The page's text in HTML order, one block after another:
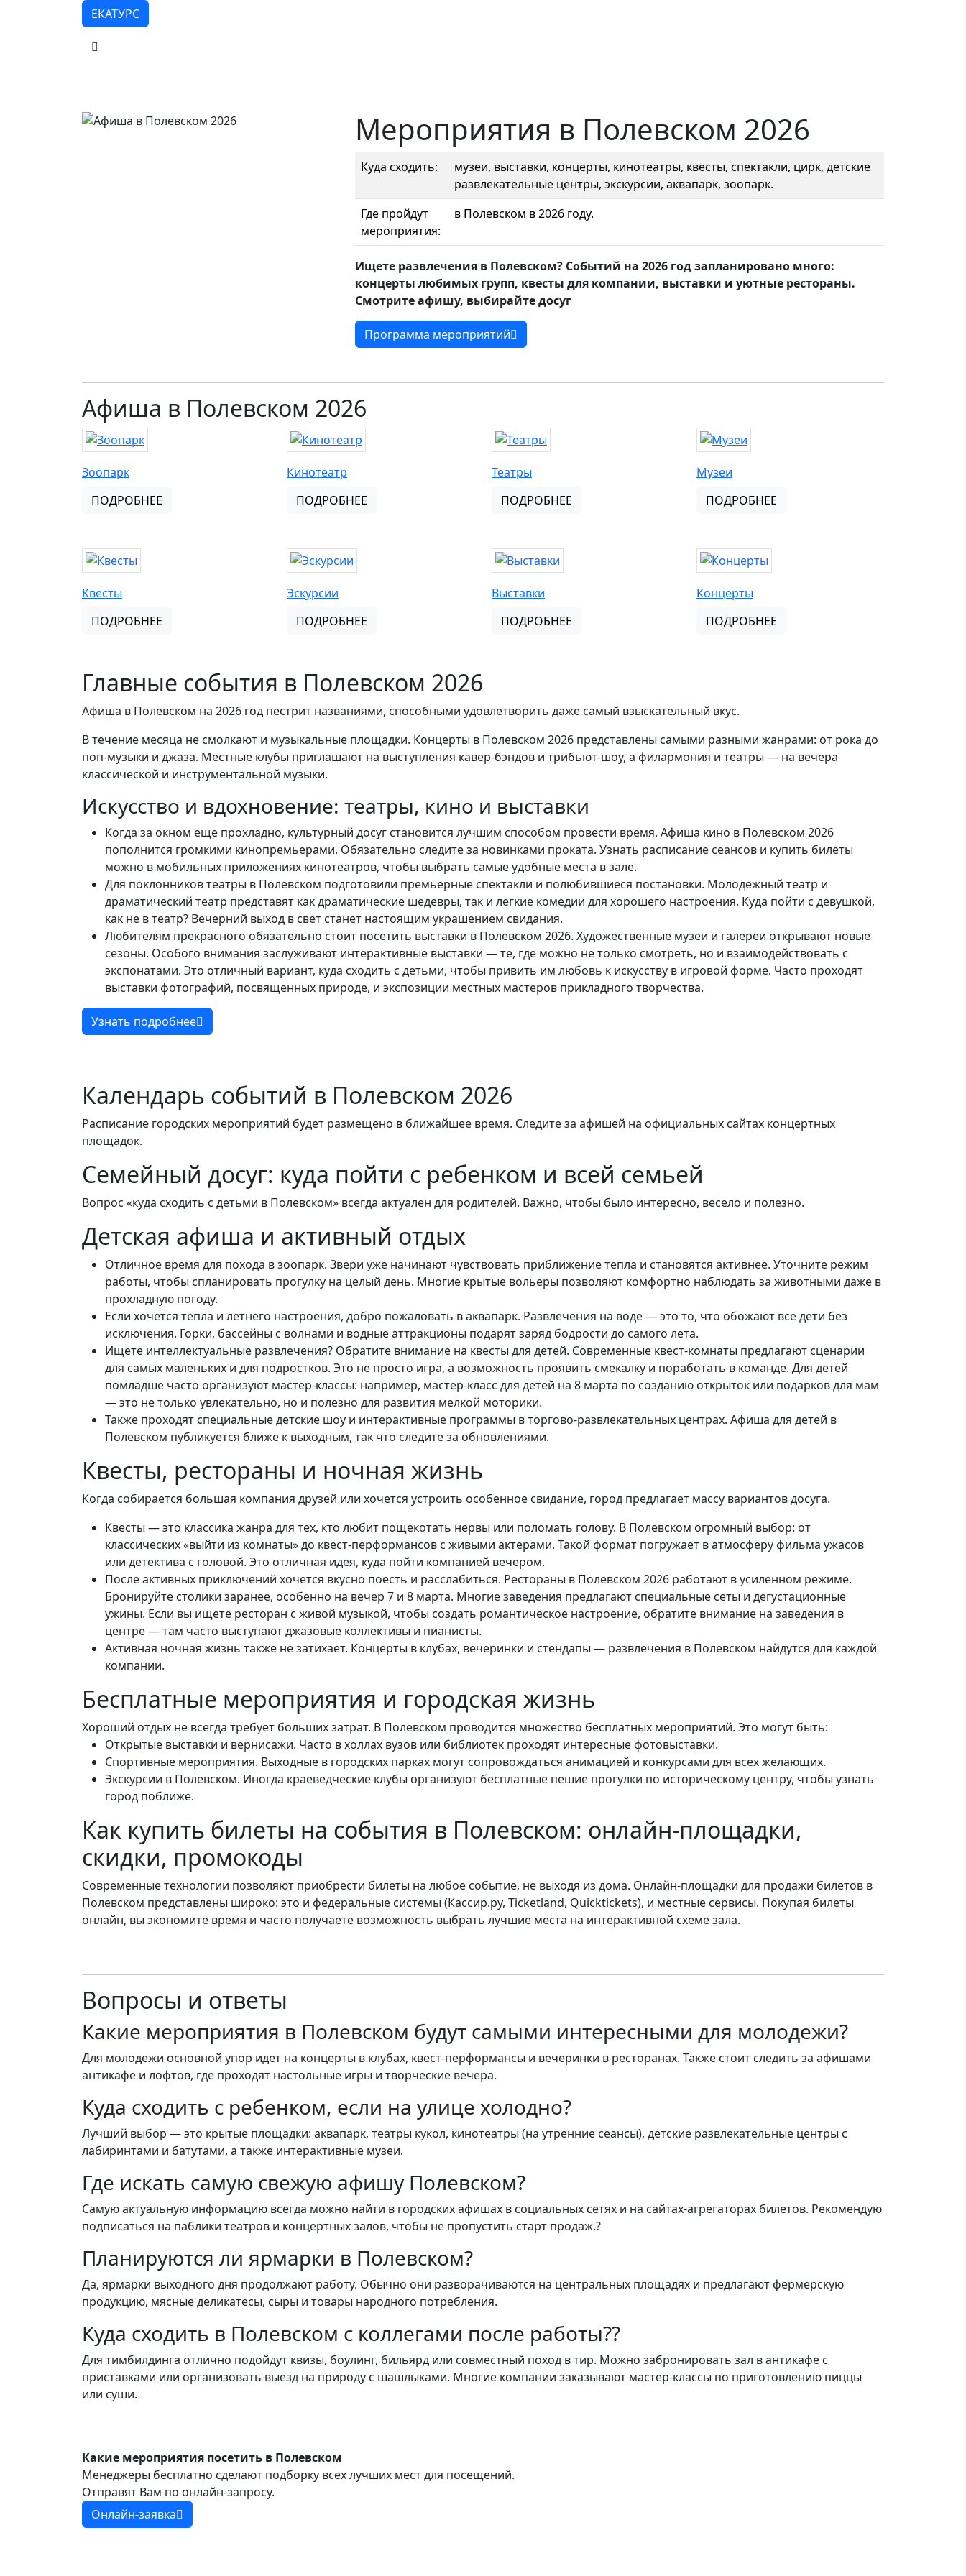
ЕКАТУРС
Мероприятия в Полевском 2026
Куда сходить:
музеи, выставки, концерты, кинотеатры, квесты, спектакли, цирк, детские
развлекательные центры, экскурсии, аквапарк, зоопарк.
Где пройдут
мероприятия:
в Полевском в 2026 году.
Ищете развлечения в Полевском? Событий на 2026 год запланировано много:
концерты любимых групп, квесты для компании, выставки и уютные рестораны.
Смотрите афишу, выбирайте досуг
Программа мероприятий
Афиша в Полевском 2026
Зоопарк
ПОДРОБНЕЕ
Кинотеатр
ПОДРОБНЕЕ
Театры
ПОДРОБНЕЕ
Музеи
ПОДРОБНЕЕ
Квесты
ПОДРОБНЕЕ
Эскурсии
ПОДРОБНЕЕ
Выставки
ПОДРОБНЕЕ
Концерты
ПОДРОБНЕЕ
Главные события в Полевском 2026
Афиша в Полевском на 2026 год пестрит названиями, способными удовлетворить даже самый взыскательный вкус.
В течение месяца не смолкают и музыкальные площадки. Концерты в Полевском 2026 представлены самыми разными жанрами: от рока до
поп-музыки и джаза. Местные клубы приглашают на выступления кавер-бэндов и трибьют-шоу, а филармония и театры — на вечера
классической и инструментальной музыки.
Искусство и вдохновение: театры, кино и выставки
Когда за окном еще прохладно, культурный досуг становится лучшим способом провести время. Афиша кино в Полевском 2026
пополнится громкими кинопремьерами. Обязательно следите за новинками проката. Узнать расписание сеансов и купить билеты
можно в мобильных приложениях кинотеатров, чтобы выбрать самые удобные места в зале.
Для поклонников театры в Полевском подготовили премьерные спектакли и полюбившиеся постановки. Молодежный театр и
драматический театр представят как драматические шедевры, так и легкие комедии для хорошего настроения. Куда пойти с девушкой,
как не в театр? Вечерний выход в свет станет настоящим украшением свидания.
Любителям прекрасного обязательно стоит посетить выставки в Полевском 2026. Художественные музеи и галереи открывают новые
сезоны. Особого внимания заслуживают интерактивные выставки — те, где можно не только смотреть, но и взаимодействовать с
экспонатами. Это отличный вариант, куда сходить с детьми, чтобы привить им любовь к искусству в игровой форме. Часто проходят
выставки фотографий, посвященных природе, и экспозиции местных мастеров прикладного творчества.
Узнать подробнее
Календарь событий в Полевском 2026
Расписание городских мероприятий будет размещено в ближайшее время. Следите за афишей на официальных сайтах концертных
площадок.
Семейный досуг: куда пойти с ребенком и всей семьей
Вопрос «куда сходить с детьми в Полевском» всегда актуален для родителей. Важно, чтобы было интересно, весело и полезно.
Детская афиша и активный отдых
Отличное время для похода в зоопарк. Звери уже начинают чувствовать приближение тепла и становятся активнее. Уточните режим
работы, чтобы спланировать прогулку на целый день. Многие крытые вольеры позволяют комфортно наблюдать за животными даже в
прохладную погоду.
Если хочется тепла и летнего настроения, добро пожаловать в аквапарк. Развлечения на воде — это то, что обожают все дети без
исключения. Горки, бассейны с волнами и водные аттракционы подарят заряд бодрости до самого лета.
Ищете интеллектуальные развлечения? Обратите внимание на квесты для детей. Современные квест-комнаты предлагают сценарии
для самых маленьких и для подростков. Это не просто игра, а возможность проявить смекалку и поработать в команде. Для детей
помладше часто организуют мастер-классы: например, мастер-класс для детей на 8 марта по созданию открыток или подарков для мам
— это не только увлекательно, но и полезно для развития мелкой моторики.
Также проходят специальные детские шоу и интерактивные программы в торгово-развлекательных центрах. Афиша для детей в
Полевском публикуется ближе к выходным, так что следите за обновлениями.
Квесты, рестораны и ночная жизнь
Когда собирается большая компания друзей или хочется устроить особенное свидание, город предлагает массу вариантов досуга.
Квесты — это классика жанра для тех, кто любит пощекотать нервы или поломать голову. В Полевском огромный выбор: от
классических «выйти из комнаты» до квест-перформансов с живыми актерами. Такой формат погружает в атмосферу фильма ужасов
или детектива с головой. Это отличная идея, куда пойти компанией вечером.
После активных приключений хочется вкусно поесть и расслабиться. Рестораны в Полевском 2026 работают в усиленном режиме.
Бронируйте столики заранее, особенно на вечер 7 и 8 марта. Многие заведения предлагают специальные сеты и дегустационные
ужины. Если вы ищете ресторан с живой музыкой, чтобы создать романтическое настроение, обратите внимание на заведения в
центре — там часто выступают джазовые коллективы и пианисты.
Активная ночная жизнь также не затихает. Концерты в клубах, вечеринки и стендапы — развлечения в Полевском найдутся для каждой
компании.
Бесплатные мероприятия и городская жизнь
Хороший отдых не всегда требует больших затрат. В Полевском проводится множество бесплатных мероприятий. Это могут быть:
Открытые выставки и вернисажи. Часто в холлах вузов или библиотек проходят интересные фотовыставки.
Спортивные мероприятия. Выходные в городских парках могут сопровождаться анимацией и конкурсами для всех желающих.
Экскурсии в Полевском. Иногда краеведческие клубы организуют бесплатные пешие прогулки по историческому центру, чтобы узнать
город поближе.
Как купить билеты на события в Полевском: онлайн-площадки,
скидки, промокоды
Современные технологии позволяют приобрести билеты на любое событие, не выходя из дома. Онлайн-площадки для продажи билетов в
Полевском представлены широко: это и федеральные системы (Кассир.ру, Ticketland, Quicktickets), и местные сервисы. Покупая билеты
онлайн, вы экономите время и часто получаете возможность выбрать лучшие места на интерактивной схеме зала.
Вопросы и ответы
Какие мероприятия в Полевском будут самыми интересными для молодежи?
Для молодежи основной упор идет на концерты в клубах, квест-перформансы и вечеринки в ресторанах. Также стоит следить за афишами
антикафе и лофтов, где проходят настольные игры и творческие вечера.
Куда сходить с ребенком, если на улице холодно?
Лучший выбор — это крытые площадки: аквапарк, театры кукол, кинотеатры (на утренние сеансы), детские развлекательные центры с
лабиринтами и батутами, а также интерактивные музеи.
Где искать самую свежую афишу Полевском?
Самую актуальную информацию всегда можно найти в городских афишах в социальных сетях и на сайтах-агрегаторах билетов. Рекомендую
подписаться на паблики театров и концертных залов, чтобы не пропустить старт продаж.?
Планируются ли ярмарки в Полевском?
Да, ярмарки выходного дня продолжают работу. Обычно они разворачиваются на центральных площадях и предлагают фермерскую
продукцию, мясные деликатесы, сыры и товары народного потребления.
Куда сходить в Полевском с коллегами после работы??
Для тимбилдинга отлично подойдут квизы, боулинг, бильярд или совместный поход в тир. Можно забронировать зал в антикафе с
приставками или организовать выезд на природу с шашлыками. Многие компании заказывают мастер-классы по приготовлению пиццы
или суши.
Какие мероприятия посетить в Полевском
Менеджеры бесплатно сделают подборку всех лучших мест для посещений.
Отправят Вам по онлайн-запросу.
Онлайн-заявка